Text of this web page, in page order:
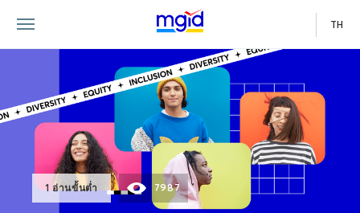
TH
1 อ่านขั้นต่ำ 7987